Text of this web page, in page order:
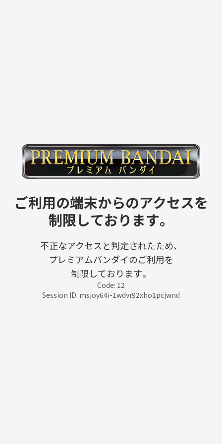
ご利用の端末からのアクセスを
制限しております。
不正なアクセスと判定されたため、
プレミアムバンダイのご利用を
制限しております。
Code: 12
Session ID: msjoy64i-1wdvr92xho1pcjwnd